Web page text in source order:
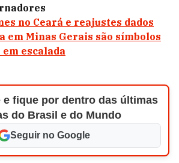
no Ceará e reajustes dados
em Minas Gerais são símbolos
escalada
e fique por dentro das últimas
do Brasil e do Mundo
Seguir no Google